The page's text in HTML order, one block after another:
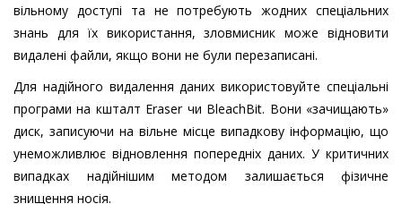
вільному доступі та не потребують жодних спеціальних
знань для їх використання, зловмисник може відновити
видалені файли, якщо вони не були перезаписані.
Для надійного видалення даних використовуйте спеціальні
програми на кшталт Eraser чи BleachBit. Вони «зачищають»
диск, записуючи на вільне місце випадкову інформацію, що
унеможливлює відновлення попередніх даних. У критичних
випадках надійнішим методом залишається фізичне
знищення носія.